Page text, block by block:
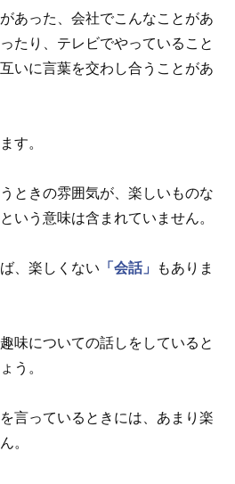
あった、会社でこんなことがあ
たり、テレビでやっていること
いに言葉を交わし合うことがあ
す。
ときの雰囲気が、楽しいものな
いう意味は含まれていません。
、楽しくない 「会話」
もありま
味についての話しをしていると
う。
言っているときには、あまり楽
。